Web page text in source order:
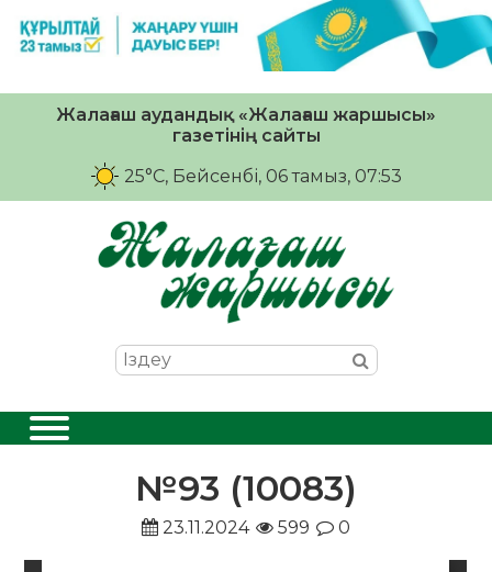
Жалағаш аудандық «Жалағаш жаршысы»
газетінің сайты
25°C, Бейсенбі, 06 тамыз, 07:53
№93 (10083)
23.11.2024 599 0